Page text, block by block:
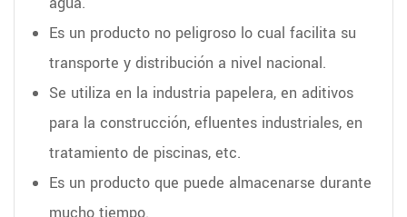
Es un producto no peligroso lo cual facilita su
transporte y distribución a nivel nacional.
Se utiliza en la industria papelera, en aditivos
para la construcción, efluentes industriales, en
tratamiento de piscinas, etc.
Es un producto que puede almacenarse durante
mucho tiempo.